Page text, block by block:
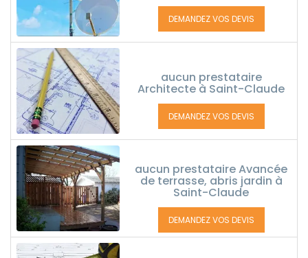
DEMANDEZ VOS DEVIS
aucun prestataire
Architecte à Saint-Claude
DEMANDEZ VOS DEVIS
aucun prestataire Avancée
de terrasse, abris jardin à
Saint-Claude
DEMANDEZ VOS DEVIS